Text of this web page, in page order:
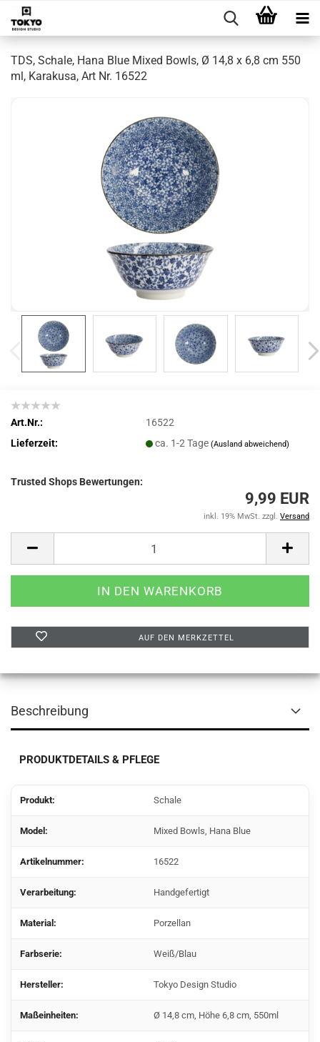
TDS, Schale, Hana Blue Mixed Bowls, Ø 14,8 x 6,8 cm 550
ml, Karakusa, Art Nr. 16522
Art.Nr.:
16522
Lieferzeit:
ca. 1-2 Tage(Ausland abweichend)
Trusted Shops Bewertungen:
9,99 EUR
inkl. 19% MwSt. zzgl. Versand
AUF DEN MERKZETTEL
Beschreibung
PRODUKTDETAILS & PFLEGE
Produkt: Schale
Model : Mixed Bowls, Hana Blue
Artikelnummer: 16522
Verarbeitung: Handgefertigt
Material: Porzellan
Farbserie: Weiß/Blau
Hersteller: Tokyo Design Studio
Maßeinheiten: Ø 14,8 cm, Höhe 6,8 cm, 550ml